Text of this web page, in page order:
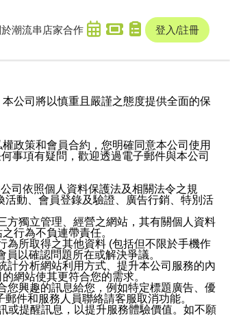
潮流串 店家合作 登入/註冊
公司將以慎重且嚴謹之態度提供全面的保
政策和會員合約，您明確同意本公司使用
事項有疑問，歡迎透過電子郵件與本公司
司依照個人資料保護法及相關法令之規
動、會員登錄及驗證、廣告行銷、特別活
方獨立管理、經營之網站，其有關個人資料
行為不負連帶責任。
為所取得之其他資料 (包括但不限於手機作
以確認問題所在或解決爭議。
計分析網站利用方式、提升本公司服務的內
網站使其更符合您的需求。
您興趣的訊息給您，例如特定標題廣告、優
件和服務人員聯絡請客服取消功能。
或提醒訊息，以提升服務體驗價值。如不願